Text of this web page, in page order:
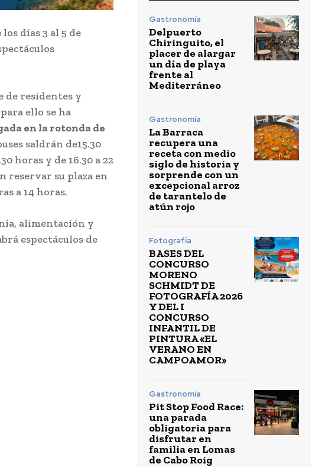
días 3 al 5 de
residentes y
ello se ha
en la rotonda de
saldrán de15.30
horas y de 16.30 a 22
reservar su plaza en
a 14 horas.
alimentación y
espectáculos de
Gastronomía
Delpuerto
Chiringuito, el
placer de alargar
un día de playa
frente al
Mediterráneo
Gastronomía
La Barraca
recupera una
receta con medio
siglo de historia y
sorprende con un
excepcional arroz
de tarantelo de
atún rojo
Fotografía
BASES DEL
CONCURSO
MORENO
SCHMIDT DE
FOTOGRAFÍA 2026
Y DEL I
CONCURSO
INFANTIL DE
PINTURA «EL
VERANO EN
CAMPOAMOR»
Gastronomía
Pit Stop Food Race:
una parada
obligatoria para
disfrutar en
familia en Lomas
de Cabo Roig